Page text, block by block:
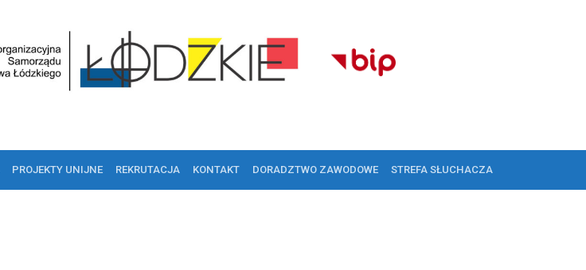
PROJEKTY UNIJNE REKRUTACJA KONTAKT DORADZTWO ZAWODOWE STREFA SŁUCHACZA